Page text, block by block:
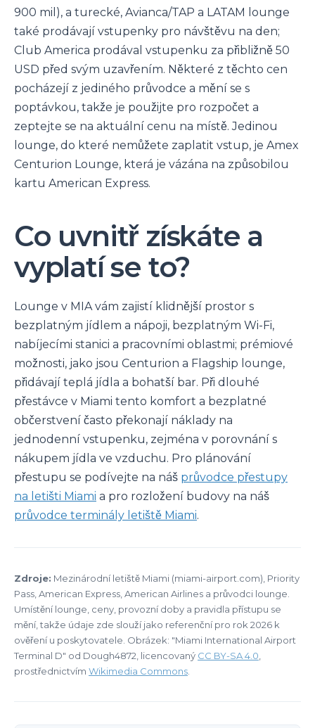
900 mil), a turecké, Avianca/TAP a LATAM lounge
také prodávají vstupenky pro návštěvu na den;
Club America prodával vstupenku za přibližně 50
USD před svým uzavřením. Některé z těchto cen
pocházejí z jediného průvodce a mění se s
poptávkou, takže je použijte pro rozpočet a
zeptejte se na aktuální cenu na místě. Jedinou
lounge, do které nemůžete zaplatit vstup, je Amex
Centurion Lounge, která je vázána na způsobilou
kartu American Express.
Co uvnitř získáte a
vyplatí se to?
Lounge v MIA vám zajistí klidnější prostor s
bezplatným jídlem a nápoji, bezplatným Wi-Fi,
nabíjecími stanici a pracovními oblastmi; prémiové
možnosti, jako jsou Centurion a Flagship lounge,
přidávají teplá jídla a bohatší bar. Při dlouhé
přestávce v Miami tento komfort a bezplatné
občerstvení často překonají náklady na
jednodenní vstupenku, zejména v porovnání s
nákupem jídla ve vzduchu. Pro plánování
přestupu se podívejte na náš průvodce přestupy
na letišti Miami a pro rozložení budovy na náš
průvodce terminály letiště Miami.
Zdroje: Mezinárodní letiště Miami (miami-airport.com), Priority
Pass, American Express, American Airlines a průvodci lounge.
Umístění lounge, ceny, provozní doby a pravidla přístupu se
mění, takže údaje zde slouží jako referenční pro rok 2026 k
ověření u poskytovatele. Obrázek: "Miami International Airport
Terminal D" od Dough4872, licencovaný CC BY-SA 4.0
prostřednictvím Wikimedia Commons